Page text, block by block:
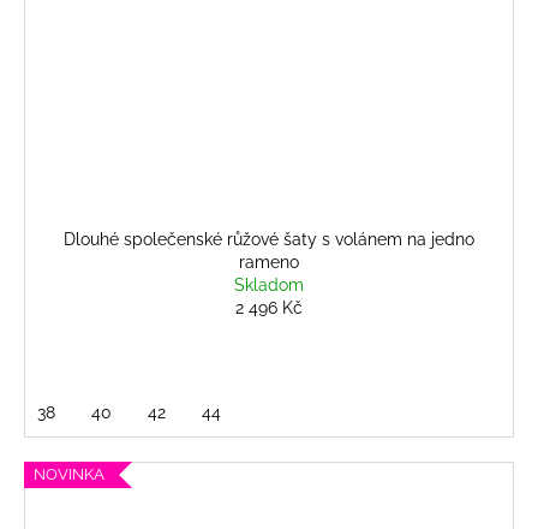
Dlouhé společenské růžové šaty s volánem na jedno
rameno
Skladom
2 496 Kč
38 40 42 44
NOVINKA